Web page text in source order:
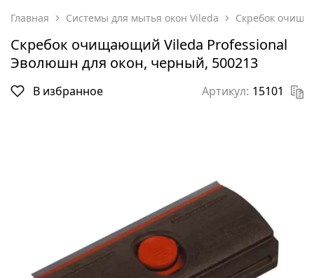
Главная Системы для мытья окон Vileda Скребок
Скребок очищающий Vileda Professional
Эволюшн для окон, черный, 500213
В избранное Артикул: 15101